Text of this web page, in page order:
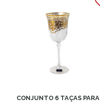
CONJUNTO 6 TAÇAS PARA